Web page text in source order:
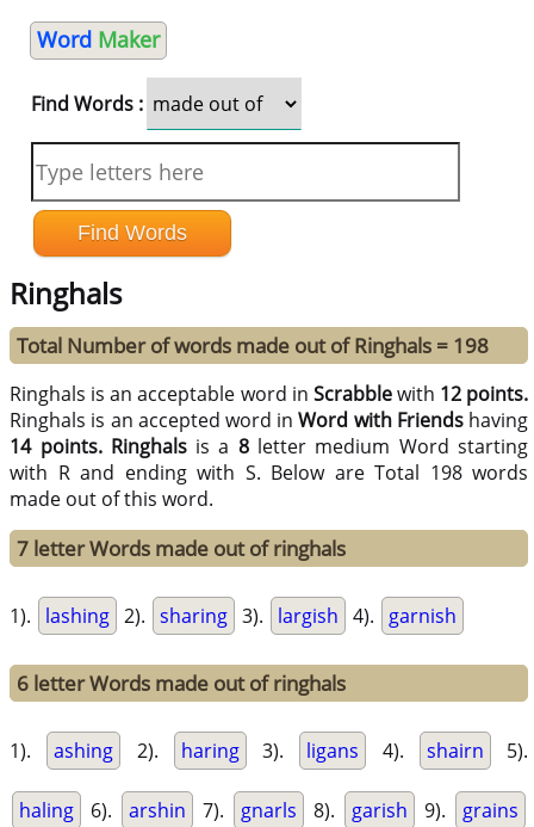
Word Maker
Find Words :
Ringhals
Total Number of words made out of Ringhals = 198
Ringhals is an acceptable word in Scrabblewith 12 points.
Ringhals is an accepted word inWord with Friendshaving
14 points. Ringhalsis a 8letter medium Word starting
with R and ending with S. Below are Total 198 words
made out of this word.
7 letter Words made out of ringhals
1). lashing 2). sharing 3). largish 4). garnish
6 letter Words made out of ringhals
1). ashing 2). haring 3). ligans 4). shairn 5).
haling 6). arshin 7). gnarls 8). garish 9). grains